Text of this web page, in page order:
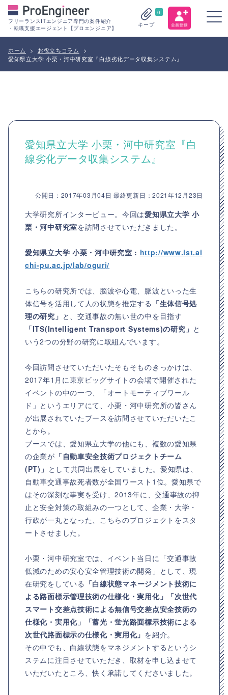
フリーランスITエンジニア専門の案件紹介
・転職支援エージェント【プロエンジニア】
0
キープ
ホーム > お役立ちコラム
>
愛知県立大学 小栗・河中研究室『白線劣化データ収集システム』
愛知県立大学 小栗・河中研究室『白
線劣化データ収集システム』
公開日：2017年03月04日 最終更新日：2021年12月23日
大学研究所インタービュー。今回は愛知県立大学 小
栗・河中研究室を訪問させていただきました。
愛知県立大学 小栗・河中研究室 : http://www.ist.ai
chi-pu.ac.jp/lab/oguri/
こちらの研究所では、脳波や心電、脈波といった生
体信号を活用して人の状態を推定する 「生体信号処
理の研究」 と、交通事故の無い世の中を目指す
「ITS(Intelligent Transport Systems)の研究」 と
いう2つの分野の研究に取組んでいます。
今回訪問させていただいたそもそものきっかけは、
2017年1月に東京ビッグサイトの会場で開催された
イベントの中の一つ、「オートモーティブワール
ド」というエリアにて、小栗・河中研究所の皆さん
が出展されていたブースを訪問させていただいたこ
とから。
ブースでは、愛知県立大学の他にも、複数の愛知県
の企業が 「自動車安全技術プロジェクトチーム
(PT)」 として共同出展をしていました。愛知県は、
自動車交通事故死者数が全国ワースト1位。愛知県で
はその深刻な事実を受け、2013年に、交通事故の抑
止と安全対策の取組みの一つとして、企業・大学・
行政が一丸となった、こちらのプロジェクトをスタ
ートさせました。
小栗・河中研究室では、イベント当日に「交通事故
低減のための安心安全管理技術の開発」として、現
在研究をしている 「白線状態マネージメント技術に
よる路面標示管理技術の仕様化・実用化」「次世代
スマート交差点技術による無信号交差点安全技術の
仕様化・実用化」「蓄光・蛍光路面標示技術による
次世代路面標示の仕様化・実用化」 を紹介。
その中でも、白線状態をマネジメントするというシ
ステムに注目させていただき、取材を申し込ませて
いただいたところ、快く承諾してくださいました。